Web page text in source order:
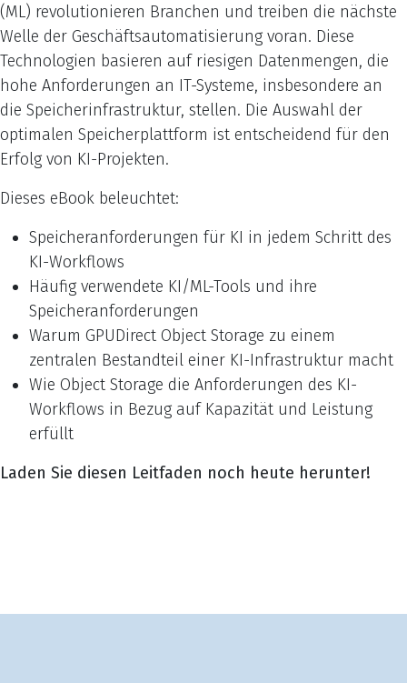
(ML) revolutionieren Branchen und treiben die nächste
Welle der Geschäftsautomatisierung voran. Diese
Technologien basieren auf riesigen Datenmengen, die
hohe Anforderungen an IT-Systeme, insbesondere an
die Speicherinfrastruktur, stellen. Die Auswahl der
optimalen Speicherplattform ist entscheidend für den
Erfolg von KI-Projekten.
Dieses eBook beleuchtet:
Speicheranforderungen für KI in jedem Schritt des
KI-Workflows
Häufig verwendete KI/ML-Tools und ihre
Speicheranforderungen
Warum GPUDirect Object Storage zu einem
zentralen Bestandteil einer KI-Infrastruktur macht
Wie Object Storage die Anforderungen des KI-
Workflows in Bezug auf Kapazität und Leistung
erfüllt
Laden Sie diesen Leitfaden noch heute herunter!